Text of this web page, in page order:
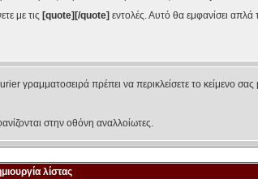
με τις [quote][/quote] εντολές. Αυτό θα εμφανίσει
γραμματοσειρά πρέπει να περικλείσετε το κείμενο σας
στην οθόνη αναλλοίωτες.
λίστας